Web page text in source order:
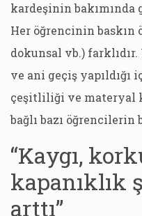
kardeşinin bakımında
Her öğrencinin baskın
dokunsal vb.)
ve ani geçiş
çeşitliliği ve materyal
bağlı bazı öğrencilerin
“Kaygı,
kapanıklık
arttı”